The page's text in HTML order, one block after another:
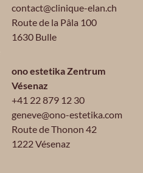
contact@clinique-elan.ch
Route de la Pâla 100
1630 Bulle
ono estetika Zentrum
Vésenaz
+41 22 879 12 30
geneve@ono-estetika.com
Route de Thonon 42
1222 Vésenaz